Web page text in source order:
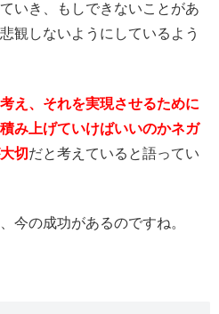
いき、もしできないことがあ
観しないようにしているよう
え、それを実現させるために
み上げていけばいいのかネガ
切だと考えていると語ってい
今の成功があるのですね。